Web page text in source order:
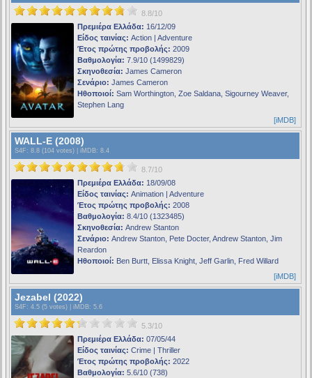
8.8/10
Πρεμιέρα Ελλάδα: 16/12/09
Είδος ταινίας: Action | Adventure
Έτος πρώτης προβολής: 2009
Βαθμολογία: 7.9/10 (1499829)
Σκηνοθεσία: James Cameron
Σενάριο: James Cameron
Ηθοποιοί: Sam Worthington, Zoe Saldana, Sigourney Weaver,
Stephen Lang
[iMDB]
WALL-E (2008)
S4F : 8.8 (104 votes) | iMDB: 8.4
8.7/10
Πρεμιέρα Ελλάδα: 18/09/08
Είδος ταινίας: Animation | Adventure
Έτος πρώτης προβολής: 2008
Βαθμολογία: 8.4/10 (1323485)
Σκηνοθεσία: Andrew Stanton
Σενάριο: Andrew Stanton, Pete Docter, Andrew Stanton, Jim
Reardon
Ηθοποιοί: Ben Burtt, Elissa Knight, Jeff Garlin, Fred Willard
[iMDB]
Jezabel (2022)
S4F : 4.5 (5 votes) | iMDB: 5.6
5.3/10
Πρεμιέρα Ελλάδα: 07/05/44
Είδος ταινίας: Crime | Thriller
Έτος πρώτης προβολής: 2022
Βαθμολογία: 5.6/10 (738)